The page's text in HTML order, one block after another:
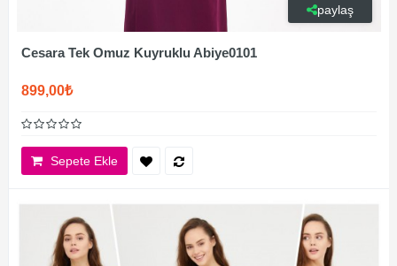
paylaş
Cesara Tek Omuz Kuyruklu Abiye0101
899,00₺
Sepete Ekle